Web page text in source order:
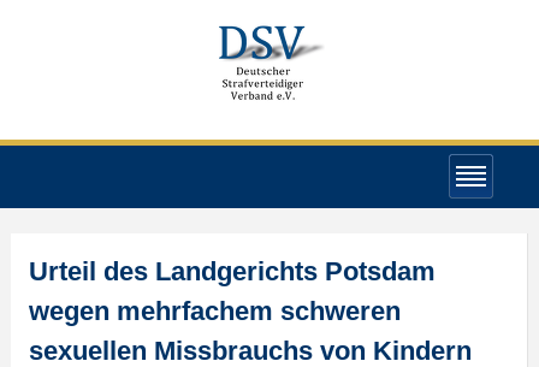
Urteil des Landgerichts Potsdam
wegen mehrfachem schweren
sexuellen Missbrauchs von Kindern